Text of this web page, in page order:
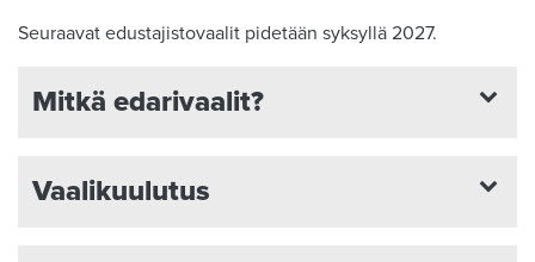
Seuraavat edustajistovaalit pidetään syksyllä 2027.
Mitkä edarivaalit?
Vaalikuulutus